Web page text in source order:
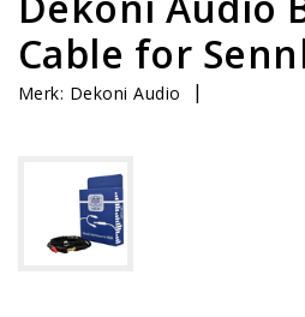
Cable for
Merk: Dekoni Audio |